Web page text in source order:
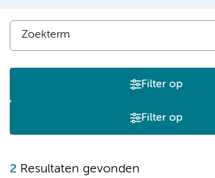
Filter op
Filter op
2 Resultaten gevonden